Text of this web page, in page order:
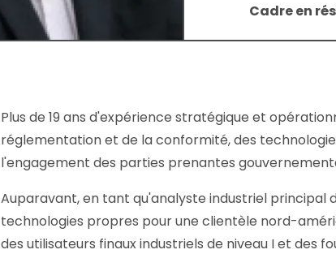
Cadre en
Plus de 19 ans d'expérience stratégique et
réglementation et de la conformité, des
l'engagement des parties prenantes
Auparavant, en tant qu'analyste industriel principal
technologies propres pour une clientèle nord-
des utilisateurs finaux industriels de niveau I et des